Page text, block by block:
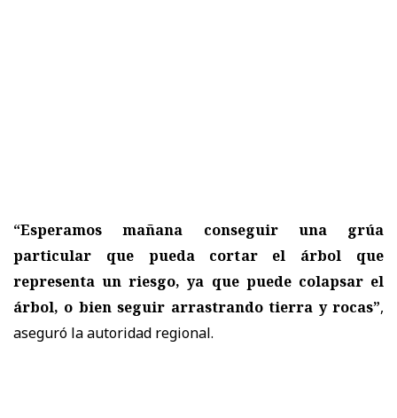
“Esperamos mañana conseguir una grúa
particular que pueda cortar el árbol que
representa un riesgo, ya que puede colapsar el
árbol, o bien seguir arrastrando tierra y rocas”,
aseguró la autoridad regional.